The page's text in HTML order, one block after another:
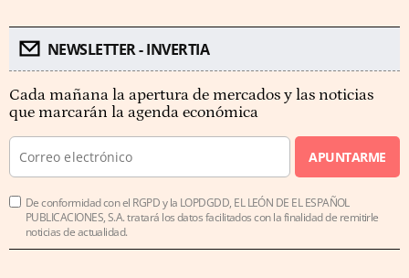
NEWSLETTER - INVERTIA
Cada mañana la apertura de mercados y las noticias
que marcarán la agenda económica
APUNTARME
De conformidad con el RGPD y la LOPDGDD, EL LEÓN DE EL ESPAÑOL
PUBLICACIONES, S.A. tratará los datos facilitados con la finalidad de remitirle
noticias de actualidad.